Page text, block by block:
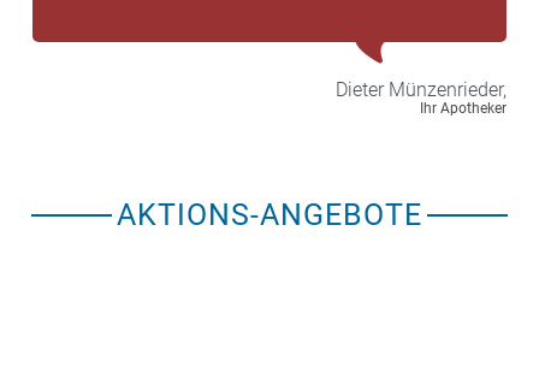
Dieter Münzenrieder,
Ihr Apotheker
AKTIONS-ANGEBOTE